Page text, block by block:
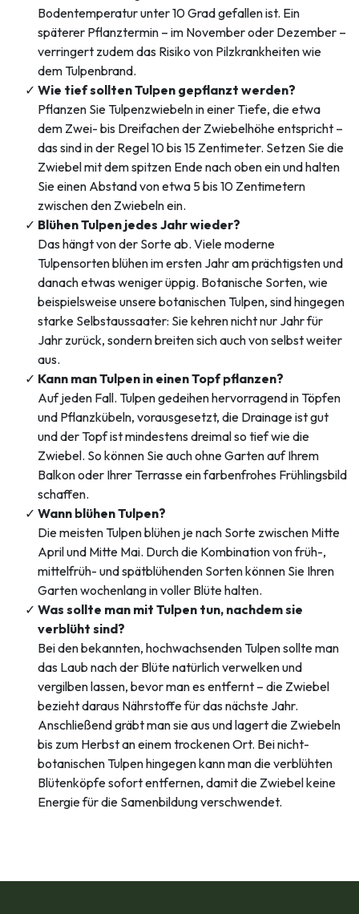
Bodentemperatur unter 10 Grad gefallen ist. Ein
späterer Pflanztermin – im November oder Dezember –
verringert zudem das Risiko von Pilzkrankheiten wie
dem Tulpenbrand.
Wie tief sollten Tulpen gepflanzt werden?
Pflanzen Sie Tulpenzwiebeln in einer Tiefe, die etwa
dem Zwei- bis Dreifachen der Zwiebelhöhe entspricht –
das sind in der Regel 10 bis 15 Zentimeter. Setzen Sie die
Zwiebel mit dem spitzen Ende nach oben ein und halten
Sie einen Abstand von etwa 5 bis 10 Zentimetern
zwischen den Zwiebeln ein.
Blühen Tulpen jedes Jahr wieder?
Das hängt von der Sorte ab. Viele moderne
Tulpensorten blühen im ersten Jahr am prächtigsten und
danach etwas weniger üppig. Botanische Sorten, wie
beispielsweise unsere botanischen Tulpen, sind hingegen
starke Selbstaussaater: Sie kehren nicht nur Jahr für
Jahr zurück, sondern breiten sich auch von selbst weiter
aus.
Kann man Tulpen in einen Topf pflanzen?
Auf jeden Fall. Tulpen gedeihen hervorragend in Töpfen
und Pflanzkübeln, vorausgesetzt, die Drainage ist gut
und der Topf ist mindestens dreimal so tief wie die
Zwiebel. So können Sie auch ohne Garten auf Ihrem
Balkon oder Ihrer Terrasse ein farbenfrohes Frühlingsbild
schaffen.
Wann blühen Tulpen?
Die meisten Tulpen blühen je nach Sorte zwischen Mitte
April und Mitte Mai. Durch die Kombination von früh-,
mittelfrüh- und spätblühenden Sorten können Sie Ihren
Garten wochenlang in voller Blüte halten.
Was sollte man mit Tulpen tun, nachdem sie
verblüht sind?
Bei den bekannten, hochwachsenden Tulpen sollte man
das Laub nach der Blüte natürlich verwelken und
vergilben lassen, bevor man es entfernt – die Zwiebel
bezieht daraus Nährstoffe für das nächste Jahr.
Anschließend gräbt man sie aus und lagert die Zwiebeln
bis zum Herbst an einem trockenen Ort. Bei nicht-
botanischen Tulpen hingegen kann man die verblühten
Blütenköpfe sofort entfernen, damit die Zwiebel keine
Energie für die Samenbildung verschwendet.